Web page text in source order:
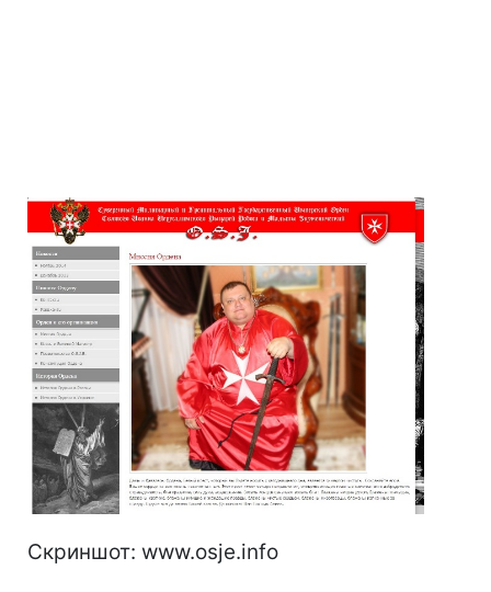
Скриншот: www.osje.info